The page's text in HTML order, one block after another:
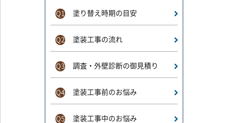
Q1 塗り替え時期の目安
Q2 塗装工事の流れ
Q3 調査・外壁診断の御見積り
Q4 塗装工事前のお悩み
Q5 塗装工事中のお悩み